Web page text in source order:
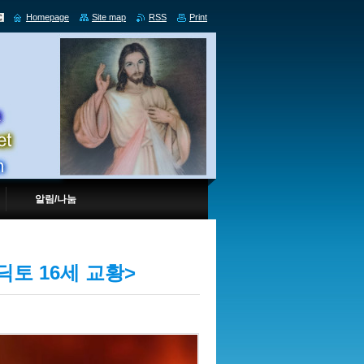
알림/나눔
토 16세 교황>
Homepage Site map RSS Print